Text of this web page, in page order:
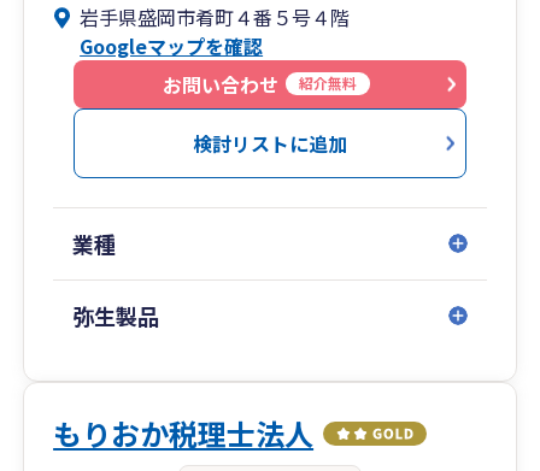
リジナルExcelファイルを使ってのクレジットカー
ドデータ取込などによって会計ソフト導入支援を
おこなっております。
・前職でＩＴを取り込んで業務改善を行ってきた
ことを生かして、ＩＴ・ＡＩ等を使った業務効率
をむかえ、日常的に使える資料はＩＰＡＤ等へ取
り込んで日々の仕事に生かしております。ＲＰＡ
導入は躓いてしまいわずかしか使えていません
効率化に繋がってとても嬉しい思いをしたことも
よくありました。
岩手県盛岡市肴町４番５号４階
Googleマップを確認
お問い合わせ
紹介無料
検討リストに追加
業種
弥生製品
もりおか税理士法人